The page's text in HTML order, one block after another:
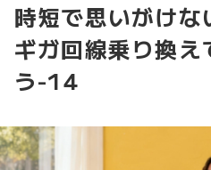
時短で思いがけ
ギガ回線乗り換
う-14